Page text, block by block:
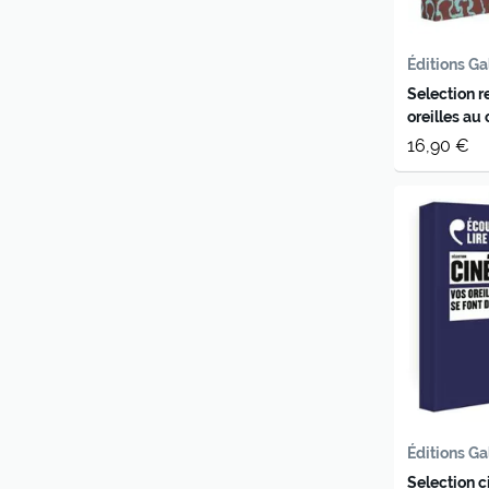
Éditions
Selection
oreilles au
audio
16,90 €
Éditions
Selection